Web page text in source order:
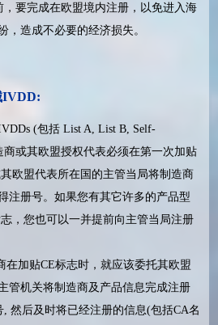
，要完成在欧盟境内注册，以免进入海
，造成不必要的经济损失。
IVDD:
(包括 List A, List B, Self-
商或其欧盟授权代表必须在第一次加贴
欧盟代表所在国的主管当局将制造商
注册号。如果您有其它许多的产品型
，您也可以一并提前向主管当局注册
加贴CE标志时，就应该委托其欧盟
管机关将制造商及产品信息完成注册
, 然后及时将已经注册的信息(包括CA名